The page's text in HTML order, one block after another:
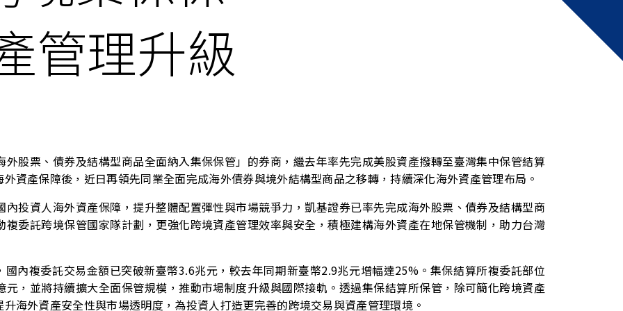
管理升級
股票、債券及結構型商品全面納入集保保管」的券商，繼去年率先完成美股資產撥轉至臺灣集中保管結算
資產保障後，近日再領先同業全面完成海外債券與境外結構型商品之移轉，持續深化海外資產管理布局。
投資人海外資產保障，提升整體配置彈性與市場競爭力，凱基證券已率先完成海外股票、債券及結構型商
委託跨境保管國家隊計劃，更強化跨境資產管理效率與安全，積極建構海外資產在地保管機制，助力台灣
國內複委託交易金額已突破新臺幣3.6兆元，較去年同期新臺幣2.9兆元增幅達25% 。集保結算所複委託部位
，並將持續擴大全面保管規模，推動市場制度升級與國際接軌。透過集保結算所保管，除可簡化跨境資產
海外資產安全性與市場透明度，為投資人打造更完善的跨境交易與資產管理環境。